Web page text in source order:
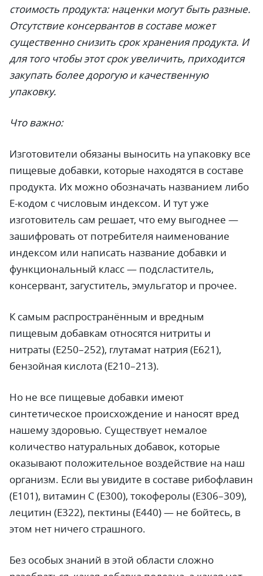
стоимость продукта: наценки могут быть разные.
Отсутствие консервантов в составе может
существенно снизить срок хранения продукта. И
для того чтобы этот срок увеличить, приходится
закупать более дорогую и качественную
упаковку.
Что важно:
Изготовители обязаны выносить на упаковку все
пищевые добавки, которые находятся в составе
продукта. Их можно обозначать названием либо
Е-кодом с числовым индексом. И тут уже
изготовитель сам решает, что ему выгоднее —
зашифровать от потребителя наименование
индексом или написать название добавки и
функциональный класс — подсластитель,
консервант, загуститель, эмульгатор и прочее.
К самым распространённым и вредным
пищевым добавкам относятся нитриты и
нитраты (Е250–252), глутамат натрия (Е621),
бензойная кислота (Е210–213).
Но не все пищевые добавки имеют
синтетическое происхождение и наносят вред
нашему здоровью. Существует немалое
количество натуральных добавок, которые
оказывают положительное воздействие на наш
организм. Если вы увидите в составе рибофлавин
(Е101), витамин С (Е300), токоферолы (Е306–309),
лецитин (Е322), пектины (Е440) — не бойтесь, в
этом нет ничего страшного.
Без особых знаний в этой области сложно